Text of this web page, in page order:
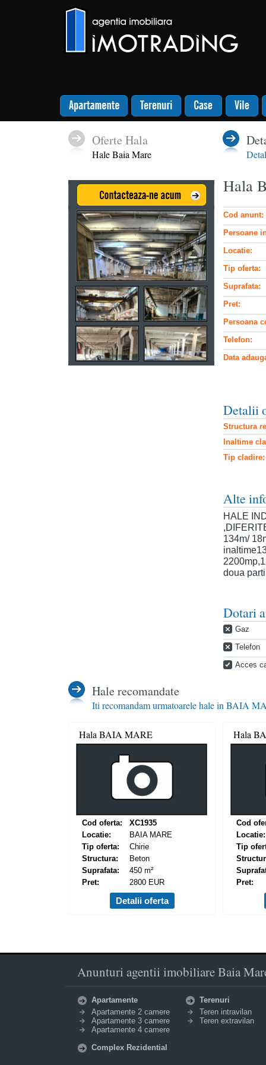
Oferte Hala
Hale Baia Mare
Hala
Cod anunt:
Persoane
Locatie:
Tip oferta:
Suprafata:
Pret:
Persoana
Telefon:
Data
Detalii
Structura
Inaltime
Tip cladire:
Alte
HALE
134m/
doua
Dotari
Gaz
Telefon
Acces
Hale recomandate
Iti recomandam urmatoarele hale in BAIA
Hala BAIA MARE
Cod oferta:
XC1935
Locatie:
BAIA MARE
Tip oferta:
Chirie
Structura:
Beton
Suprafata:
450 m²
Pret:
2800 EUR
Detalii oferta
Hala
Cod
Locatie:
Tip
Pret:
Anunturi agentii imobiliare Baia
Apartamente
Apartamente 2 camere
Apartamente 3 camere
Apartamente 4 camere
Complex Rezidential
Terenuri
Teren intravilan
Teren extravilan